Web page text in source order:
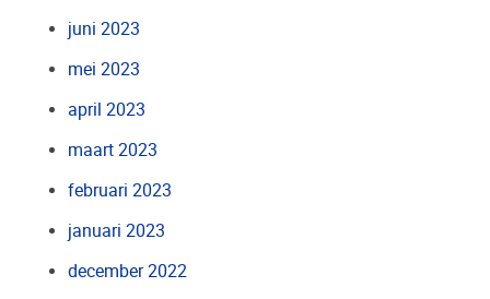
juni 2023
mei 2023
april 2023
maart 2023
februari 2023
januari 2023
december 2022